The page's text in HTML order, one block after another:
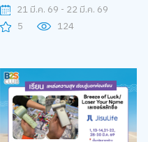
21 มี.ค. 69 - 22 มี.ค. 69
5
124